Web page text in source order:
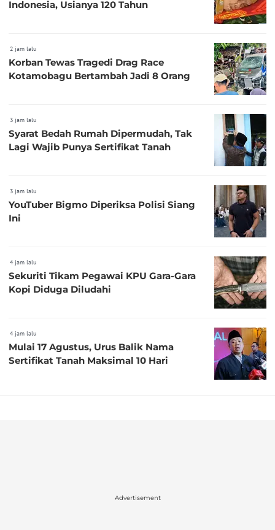
Indonesia, Usianya 120 Tahun
2 jam lalu
Korban Tewas Tragedi Drag Race
Kotamobagu Bertambah Jadi 8 Orang
3 jam lalu
Syarat Bedah Rumah Dipermudah, Tak
Lagi Wajib Punya Sertifikat Tanah
3 jam lalu
YouTuber Bigmo Diperiksa Polisi Siang
Ini
4 jam lalu
Sekuriti Tikam Pegawai KPU Gara-Gara
Kopi Diduga Diludahi
4 jam lalu
Mulai 17 Agustus, Urus Balik Nama
Sertifikat Tanah Maksimal 10 Hari
Advertisement